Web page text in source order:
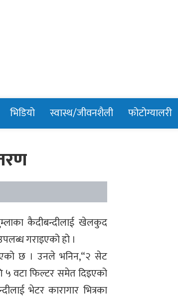
भिडियो स्वास्थ/जीवनशैली फोटोग्यालरी
कैदीबन्दीलाई खेलकुद
गराइएको हो ।
छ । उनले भनिन,“२ सेट
५ वटा फिल्टर समेत दिइएको
भेटर कारागार भित्रका